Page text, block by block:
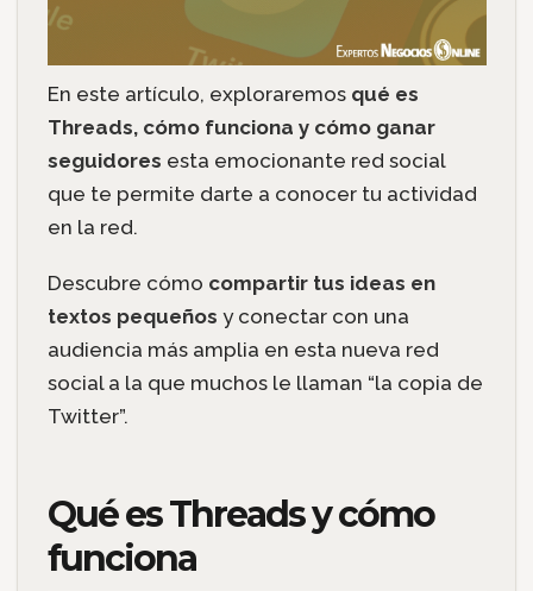
En este artículo, exploraremos qué es
Threads, cómo funciona y cómo ganar
seguidores esta emocionante red social
que te permite darte a conocer tu actividad
en la red.
Descubre cómo compartir tus ideas en
textos pequeños y conectar con una
audiencia más amplia en esta nueva red
social a la que muchos le llaman “la copia de
Twitter”.
Qué es Threads y cómo
funciona